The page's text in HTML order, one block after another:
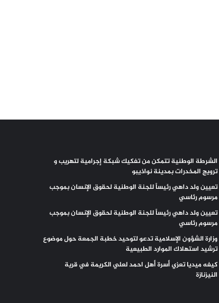
الشرطة الوطنية تتمكن من تفكيك شبكة إجرامية لتهريب و
ترويج المخدرات بمدينة نواذيبو
تعيين ولد داهي رئيساً للجنة الوطنية لحقوق الإنسان بموجب
مرسوم رئاسي
تعيين ولد داهي رئيساً للجنة الوطنية لحقوق الإنسان بموجب
مرسوم رئاسي
وزارة الشؤون الإسلامية تدعو لتوحيد خطبة الجمعة حول موضوع
ترشيد استهلاك الموارد الطبيعية
كيفه ميديا تعزي أسرة أهل احمد لعلي الكريمة في قرية
النيزنازة